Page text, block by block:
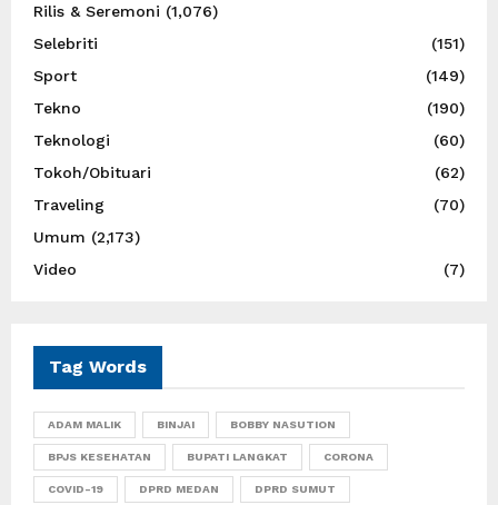
Rilis & Seremoni (1,076)
Selebriti
(151)
Sport
(149)
Tekno
(190)
Teknologi
(60)
Tokoh/Obituari
(62)
Traveling
(70)
Umum (2,173)
Video
(7)
Tag Words
ADAM MALIK BINJAI BOBBY NASUTION
BPJS KESEHATAN BUPATI LANGKAT CORONA
COVID-19 DPRD MEDAN DPRD SUMUT